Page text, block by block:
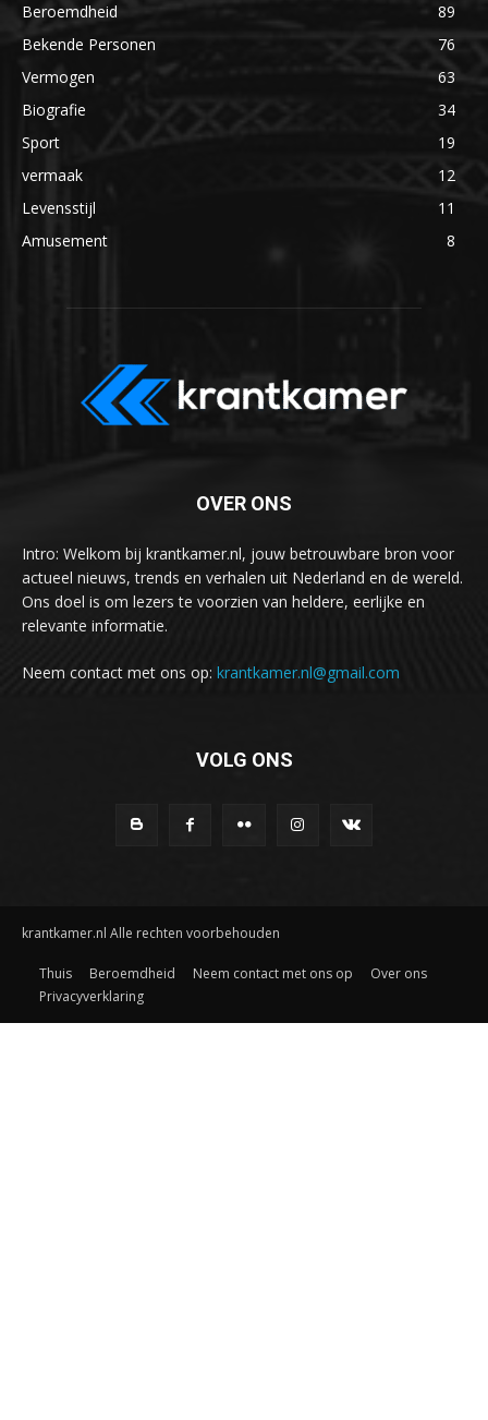
Beroemdheid
89
Bekende Personen
76
Vermogen
63
Biografie
34
Sport
19
vermaak
12
Levensstijl
11
Amusement
8
OVER ONS
Intro: Welkom bij krantkamer.nl, jouw betrouwbare bron voor
actueel nieuws, trends en verhalen uit Nederland en de wereld.
Ons doel is om lezers te voorzien van heldere, eerlijke en
relevante informatie.
Neem contact met ons op: krantkamer.nl@gmail.com
VOLG ONS
krantkamer.nl Alle rechten voorbehouden
Thuis Beroemdheid Neem contact met ons op
Over ons
Privacyverklaring